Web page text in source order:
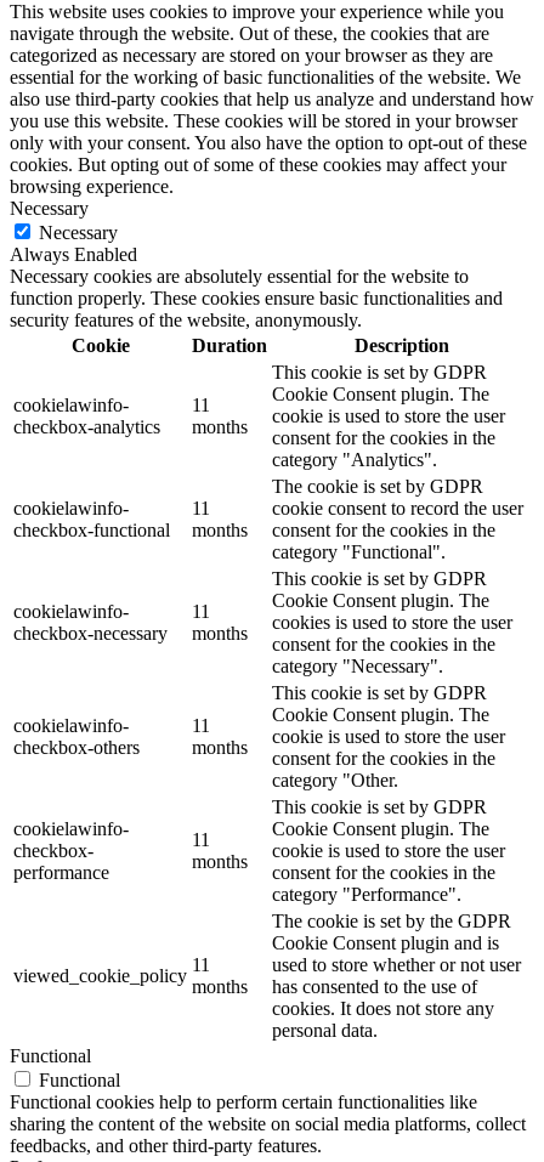
This website uses cookies to improve your experience while you
navigate through the website. Out of these, the cookies that are
categorized as necessary are stored on your browser as they are
essential for the working of basic functionalities of the website. We
also use third-party cookies that help us analyze and understand how
you use this website. These cookies will be stored in your browser
only with your consent. You also have the option to opt-out of these
cookies. But opting out of some of these cookies may affect your
browsing experience.
Necessary
Necessary
Always Enabled
Necessary cookies are absolutely essential for the website to
function properly. These cookies ensure basic functionalities and
security features of the website, anonymously.
Cookie
Duration Description
cookielawinfo-
checkbox-analytics
11
months
This cookie is set by GDPR
Cookie Consent plugin. The
cookie is used to store the user
consent for the cookies in the
category "Analytics".
cookielawinfo-
checkbox-functional
11
months
The cookie is set by GDPR
cookie consent to record the user
consent for the cookies in the
category "Functional".
cookielawinfo-
checkbox-necessary
11
months
This cookie is set by GDPR
Cookie Consent plugin. The
cookies is used to store the user
consent for the cookies in the
category "Necessary".
cookielawinfo-
checkbox-others
11
months
This cookie is set by GDPR
Cookie Consent plugin. The
cookie is used to store the user
consent for the cookies in the
category "Other.
cookielawinfo-
checkbox-
performance
11
months
This cookie is set by GDPR
Cookie Consent plugin. The
cookie is used to store the user
consent for the cookies in the
category "Performance".
viewed_cookie_policy
11
months
The cookie is set by the GDPR
Cookie Consent plugin and is
used to store whether or not user
has consented to the use of
cookies. It does not store any
personal data.
Functional
Functional
Functional cookies help to perform certain functionalities like
sharing the content of the website on social media platforms, collect
feedbacks, and other third-party features.